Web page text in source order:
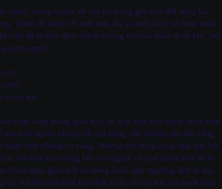
chờn, mong manh, dễ tàn lụi trong gió như đời sống kia
Trịnh đố diện với mất mát, lìa xa một cách rất bình thản
đó đã là một định mệnh không thể nào khác đi từ khi "mẹ
kiếp người"
trời
cười
trong tôi"
chạy lang thang giữa trời, ta góp nhặt cho riêng mình một
khi loài người không cất nổi tiếng yêu thương thì đời sống
nhận mặt những ca vang. Nhưng đời sống cũng thật tạm bợ
đời hữu hạn trong khi con người có quá nhiều thứ để lo
Nằm nghe giữa trời có tiếng cười ngật ngưỡng đến tê dại.
là vui đâu khi điệu kèn đưa ai đó về bên kia núi buốt nhói